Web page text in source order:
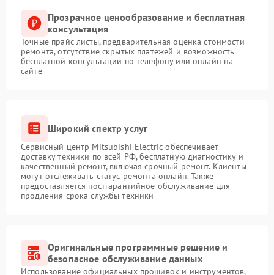
Прозрачное ценообразование и бесплатная
консультация
Точные прайс-листы, предварительная оценка стоимости
ремонта, отсутствие скрытых платежей и возможность
бесплатной консультации по телефону или онлайн на
сайте
Широкий спектр услуг
Сервисный центр Mitsubishi Electric обеспечивает
доставку техники по всей РФ, бесплатную диагностику и
качественный ремонт, включая срочный ремонт. Клиенты
могут отслеживать статус ремонта онлайн. Также
предоставляется постгарантийное обслуживание для
продления срока службы техники
Оригинальные программные решение и
безопасное обслуживание данных
Использование официальных прошивок и инструментов,